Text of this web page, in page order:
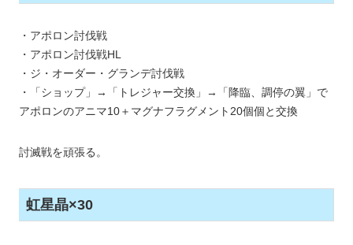
・アポロン討伐戦
・アポロン討伐戦HL
・ジ・オーダー・グランデ討伐戦
・「ショップ」→「トレジャー交換」→「降臨、調停の翼」で
アポロンのアニマ10＋マグナフラグメント20個個と交換
討滅戦を頑張る。
虹星晶×30